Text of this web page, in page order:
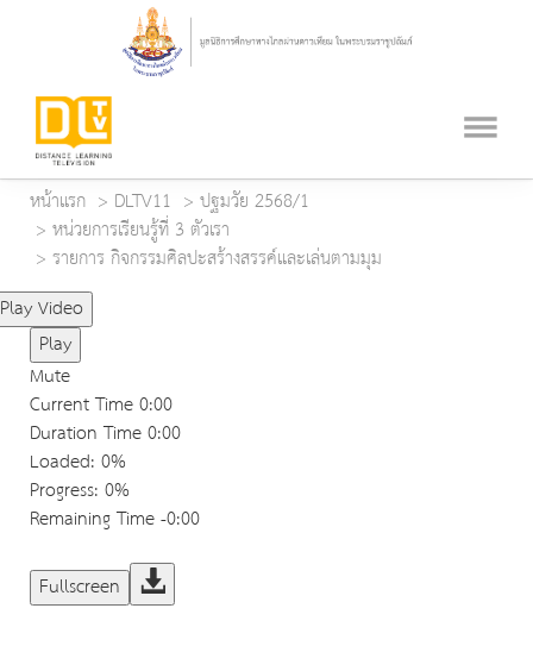
หน้าแรก DLTV11
ปฐมวัย 2568/1
หน่วยการเรียนรู้ที่ 3 ตัวเรา
รายการ กิจกรรมศิลปะสร้างสรรค์และเล่นตามมุม
Play Video
Play
Mute
Current Time0:00
Duration Time0:00
Loaded: 0%
Progress: 0%
Remaining Time-0:00
Fullscreen